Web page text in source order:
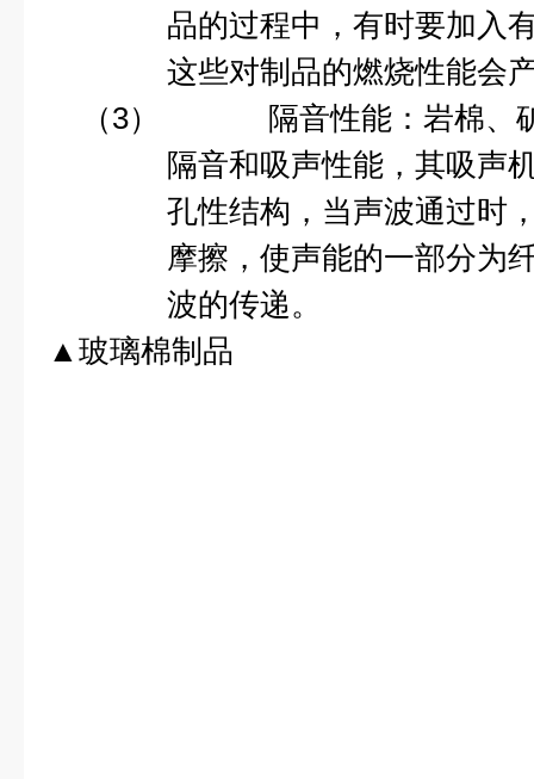
品的过程中，有时要加入
这些对制品的燃烧性能会
（3）
隔音性能：岩棉、
隔音和吸声性能，其吸声
孔性结构，当声波通过时
摩擦，使声能的一部分为
波的传递。
▲玻璃棉制品